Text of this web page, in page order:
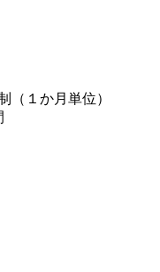
（１か月単位）